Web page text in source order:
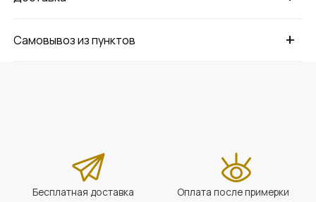
+
Самовывоз из пунктов
Бесплатная доставка Оплата после примерки